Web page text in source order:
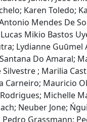
Karen Toledo;
Mendes De
Mikio Bastos
Lydianne
Do Amaral;
; Marilia
Carneiro; Mauricio
Michelle
Neuber Jone;
Grassmann;